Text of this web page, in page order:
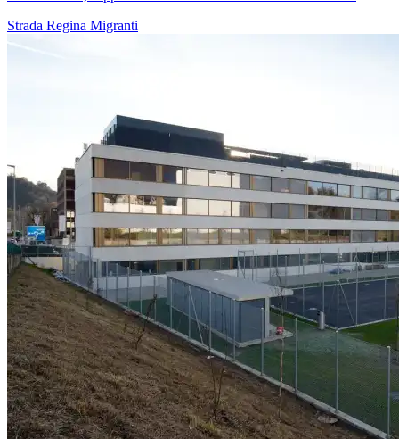
Strada Regina Migranti